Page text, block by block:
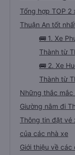
Tổng hợp TOP 2
Thuận An tốt
🚌 1. Xe
Thành từ
🚌 2. Xe
Thành từ
Những thắc
Giường nằm đi
Thông tin đặt vé
của các nhà xe
Giới thiệu về